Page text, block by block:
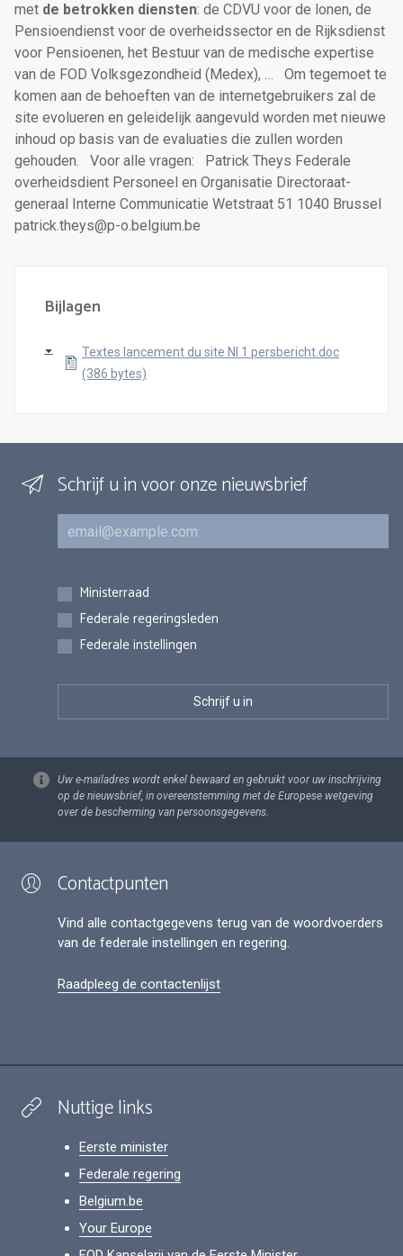
met de betrokken diensten: de CDVU voor de lonen, de
Pensioendienst voor de overheidssector en de Rijksdienst
voor Pensioenen, het Bestuur van de medische expertise
van de FOD Volksgezondheid (Medex), …
Om tegemoet te
komen aan de behoeften van de internetgebruikers zal de
site evolueren en geleidelijk aangevuld worden met nieuwe
inhoud op basis van de evaluaties die zullen worden
gehouden.
Voor alle vragen: Patrick Theys Federale
overheidsdient Personeel en Organisatie Directoraat-
generaal Interne Communicatie Wetstraat 51 1040 Brussel
patrick.theys@p-o.belgium.be
Bijlagen
Textes lancement du site Nl 1 persbericht.doc
(386 bytes)
Schrijf u in voor onze nieuwsbrief
E-mail
Inschrijvingen
Ministerraad
Federale regeringsleden
Federale instellingen
Uw e-mailadres wordt enkel bewaard en gebruikt voor uw inschrijving
op de nieuwsbrief, in overeenstemming met de Europese wetgeving
over de bescherming van persoonsgegevens.
Contactpunten
Vind alle contactgegevens terug van de woordvoerders
van de federale instellingen en regering.
Raadpleeg de contactenlijst
Nuttige links
Eerste minister
Federale regering
Belgium.be
Your Europe